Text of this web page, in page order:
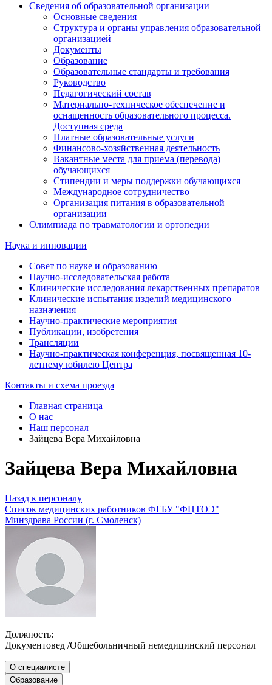
Сведения об образовательной организации
Основные сведения
Структура и органы управления образовательной
организацией
Документы
Образование
Образовательные стандарты и требования
Руководство
Педагогический состав
Материально-техническое обеспечение и
оснащенность образовательного процесса.
Доступная среда
Платные образовательные услуги
Финансово-хозяйственная деятельность
Вакантные места для приема (перевода)
обучающихся
Стипендии и меры поддержки обучающихся
Международное сотрудничество
Организация питания в образовательной
организации
Олимпиада по травматологии и ортопедии
Наука и инновации
Совет по науке и образованию
Научно-исследовательская работа
Клинические исследования лекарственных препаратов
Клинические испытания изделий медицинского
назначения
Научно-практические мероприятия
Публикации, изобретения
Трансляции
Научно-практическая конференция, посвященная 10-
летнему юбилею Центра
Контакты и схема проезда
Главная страница
О нас
Наш персонал
Зайцева Вера Михайловна
Зайцева Вера Михайловна
Назад к персоналу
Список медицинских работников ФГБУ "ФЦТОЭ"
Минздрава России (г. Смоленск)
Должность:
Документовед /Общебольничный немедицинский персонал
О специалисте
Образование